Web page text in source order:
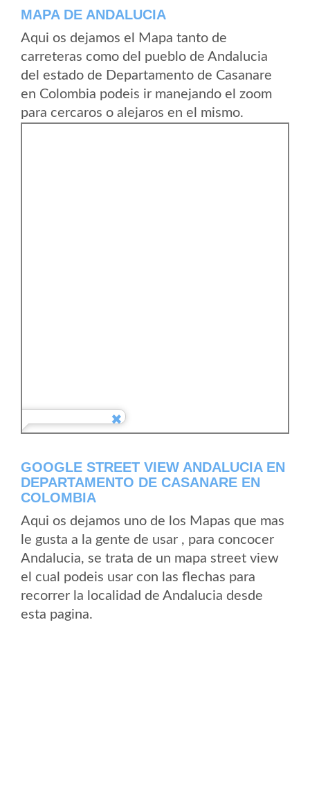
MAPA DE ANDALUCIA
Aqui os dejamos el Mapa tanto de
carreteras como del pueblo de Andalucia
del estado de Departamento de Casanare
en Colombia podeis ir manejando el zoom
para cercaros o alejaros en el mismo.
GOOGLE STREET VIEW ANDALUCIA EN
DEPARTAMENTO DE CASANARE EN
COLOMBIA
Aqui os dejamos uno de los Mapas que mas
le gusta a la gente de usar , para concocer
Andalucia, se trata de un mapa street view
el cual podeis usar con las flechas para
recorrer la localidad de Andalucia desde
esta pagina.